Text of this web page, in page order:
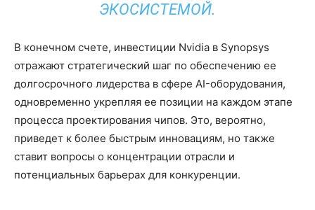
ЭКОСИСТЕМОЙ.
В конечном счете, инвестиции Nvidia в Synopsys
отражают стратегический шаг по обеспечению ее
долгосрочного лидерства в сфере AI-оборудования,
одновременно укрепляя ее позиции на каждом этапе
процесса проектирования чипов. Это, вероятно,
приведет к более быстрым инновациям, но также
ставит вопросы о концентрации отрасли и
потенциальных барьерах для конкуренции.